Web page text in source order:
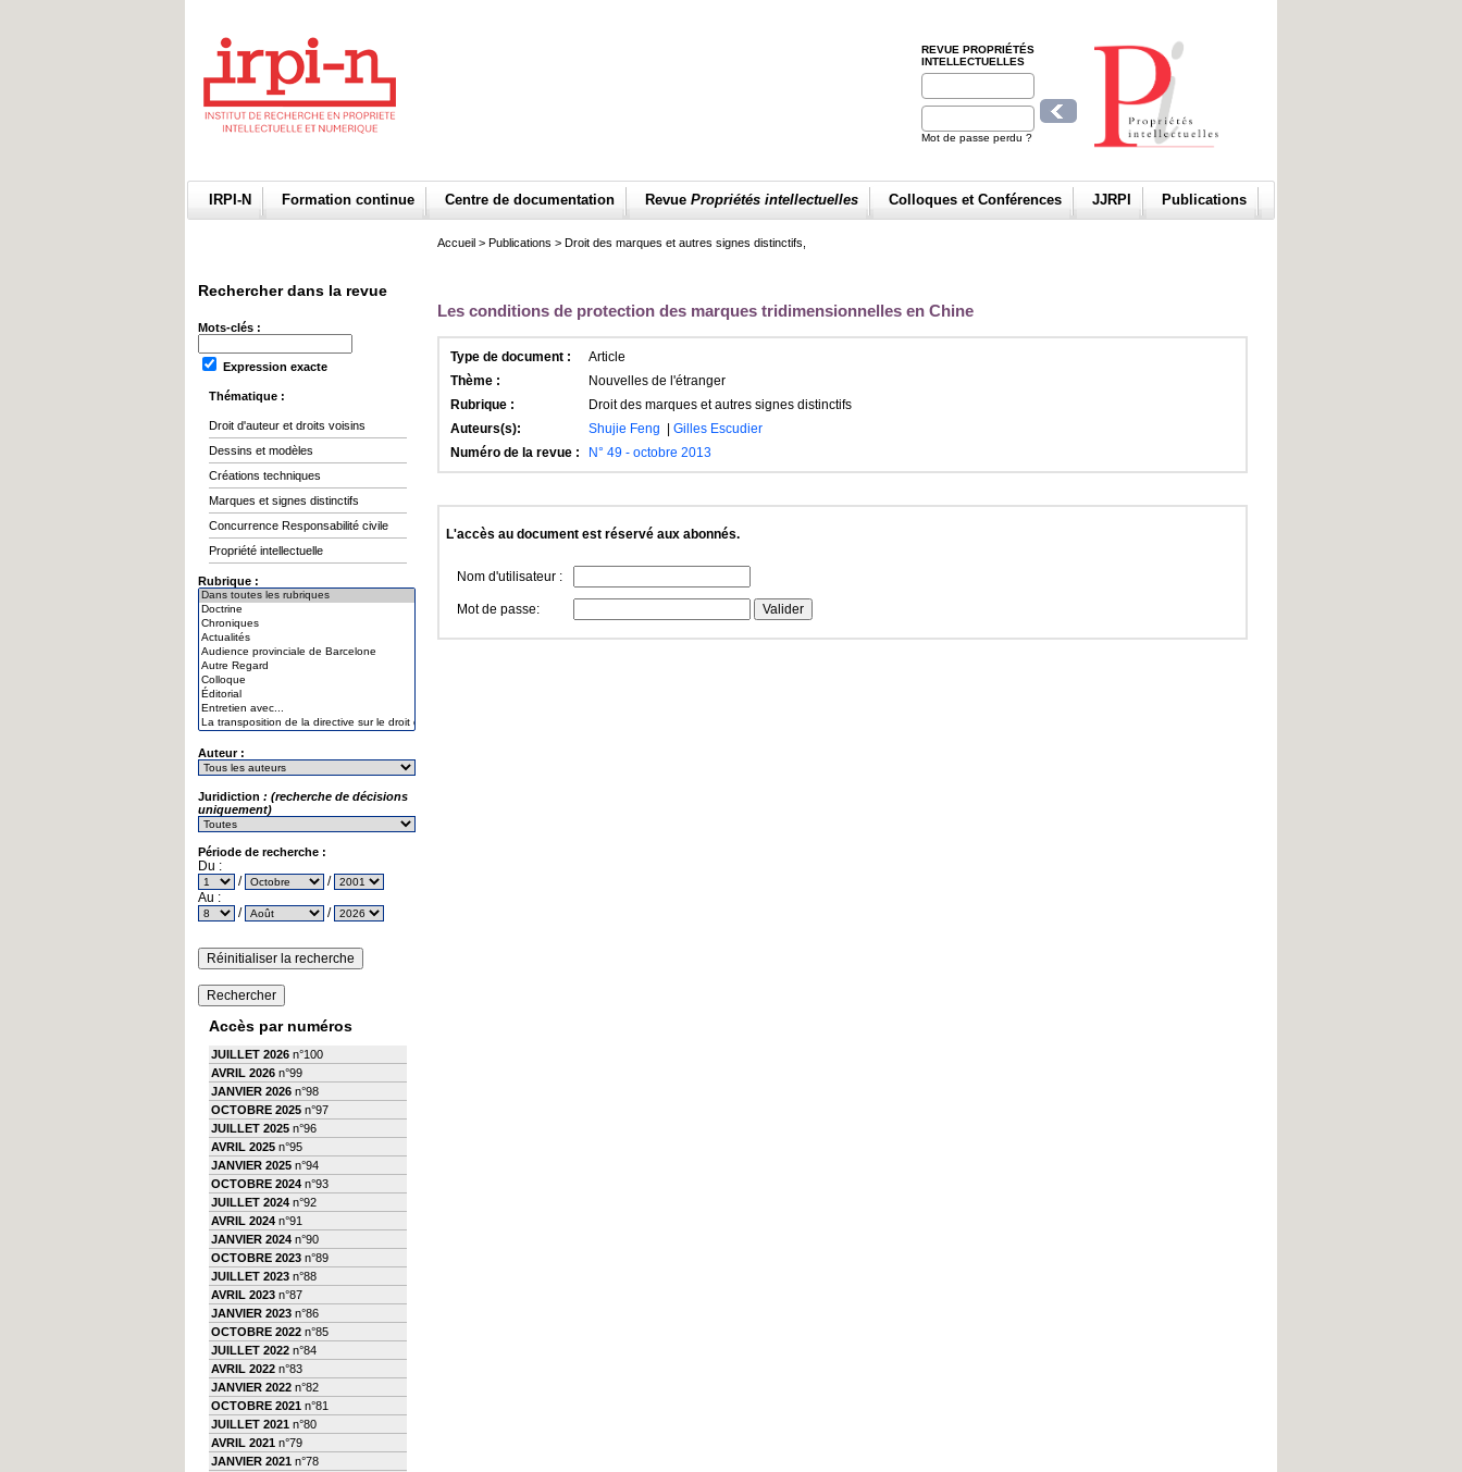
REVUE PROPRIÉTÉS
INTELLECTUELLES
Mot de passe perdu ?
IRPI-N Formation continue Centre de documentation Revue Propriétés intellectuelles Colloques et Conférences JJRPI Publications
Rechercher dans la revue
Mots-clés :
Expression exacte
Thématique :
Droit d'auteur et droits voisins
Dessins et modèles
Créations techniques
Marques et signes distinctifs
Concurrence Responsabilité civile
Propriété intellectuelle
Rubrique :
Auteur :
Juridiction : (recherche de décisions
uniquement)
Période de recherche :
Du :
/
/
Au :
/
/
Accès par numéros
JUILLET 2026 n°100
AVRIL 2026 n°99
JANVIER 2026 n°98
OCTOBRE 2025 n°97
JUILLET 2025 n°96
AVRIL 2025 n°95
JANVIER 2025 n°94
OCTOBRE 2024 n°93
JUILLET 2024 n°92
AVRIL 2024 n°91
JANVIER 2024 n°90
OCTOBRE 2023 n°89
JUILLET 2023 n°88
AVRIL 2023 n°87
JANVIER 2023 n°86
OCTOBRE 2022 n°85
JUILLET 2022 n°84
AVRIL 2022 n°83
JANVIER 2022 n°82
OCTOBRE 2021 n°81
JUILLET 2021 n°80
AVRIL 2021 n°79
JANVIER 2021 n°78
Accueil > Publications > Droit des marques et autres signes distinctifs,
Les conditions de protection des marques tridimensionnelles en Chine
Type de document :
Article
Thème :
Nouvelles de l'étranger
Rubrique :
Droit des marques et autres signes distinctifs
Auteurs(s):
Shujie Feng
Gilles Escudier
Numéro de la revue :
N° 49 - octobre 2013
L'accès au document est réservé aux abonnés.
Nom d'utilisateur :
Mot de passe: